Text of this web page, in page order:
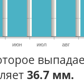
июн июл авг
36.7 мм.